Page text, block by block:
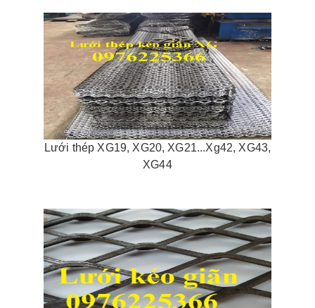
Lưới thép XG19, XG20, XG21...Xg42, XG43,
XG44